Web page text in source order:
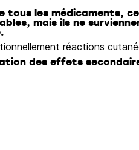
tous les médicaments,
mais ils ne
réactions
des effets